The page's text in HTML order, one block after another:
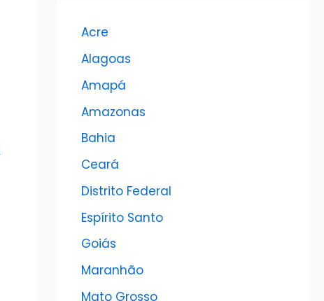
Acre
Alagoas
Amapá
Amazonas
Bahia
Ceará
Distrito Federal
Espírito Santo
Goiás
Maranhão
Mato Grosso